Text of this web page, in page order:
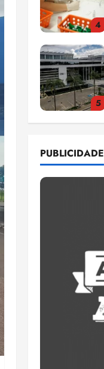
4
5
2
PUBLICIDADE